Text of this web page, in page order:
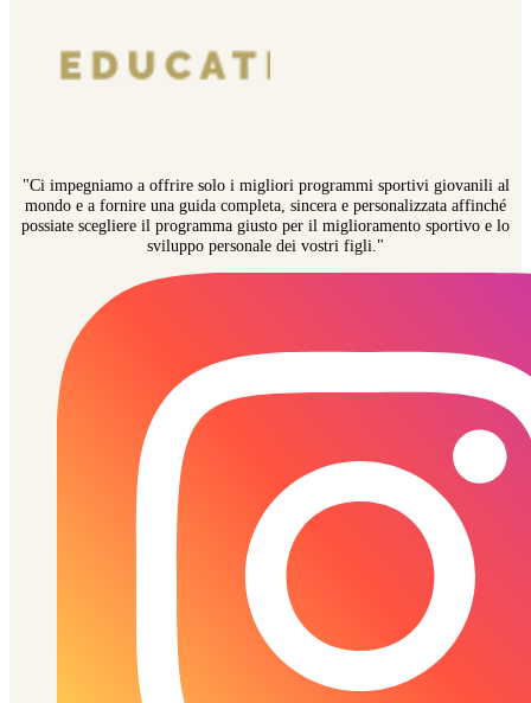
"Ci impegniamo a offrire solo i migliori programmi sportivi giovanili al
mondo e a fornire una guida completa, sincera e personalizzata affinché
possiate scegliere il programma giusto per il miglioramento sportivo e lo
sviluppo personale dei vostri figli."